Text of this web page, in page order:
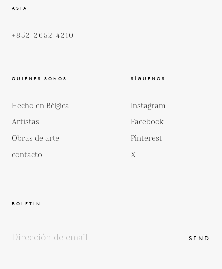
ASIA
+852 2652 4210
QUIÉNES SOMOS
Hecho en Bélgica
Artistas
Obras de arte
contacto
SÍGUENOS
Instagram
Facebook
Pinterest
X
BOLETÍN
SEND